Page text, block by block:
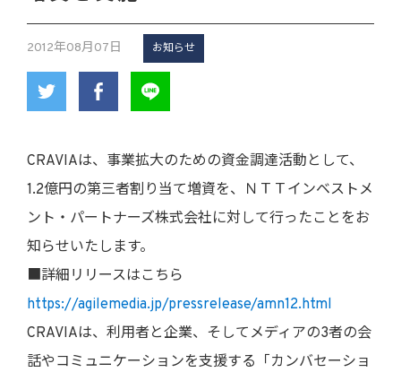
2012年08月07日 お知らせ
CRAVIAは、事業拡大のための資金調達活動として、
1.2億円の第三者割り当て増資を、ＮＴＴインベストメ
ント・パートナーズ株式会社に対して行ったことをお
知らせいたします。
■詳細リリースはこちら
https://agilemedia.jp/pressrelease/amn12.html
CRAVIAは、利用者と企業、そしてメディアの3者の会
話やコミュニケーションを支援する「カンバセーショ